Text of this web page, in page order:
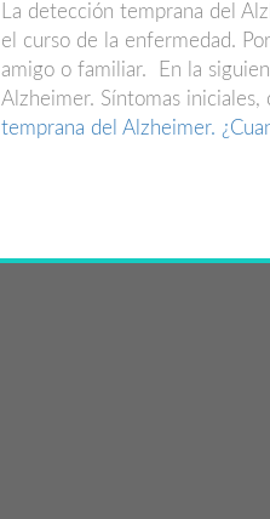
La detección temprana del
el curso de la enfermedad.
amigo o familiar. En la
Alzheimer. Síntomas
temprana del Alzheimer.